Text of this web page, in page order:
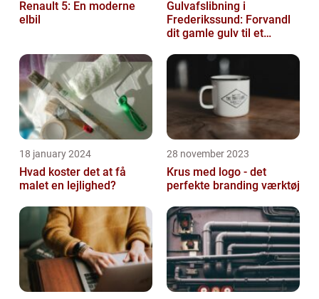
Renault 5: En moderne
elbil
Gulvafslibning i
Frederikssund: Forvandl
dit gamle gulv til et
18 january 2024
Hvad koster det at få
malet en lejlighed?
28 november 2023
Krus med logo - det
perfekte branding værktøj